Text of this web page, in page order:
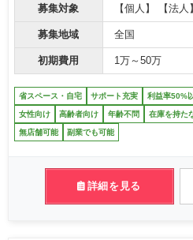
募集対象 【個人】 【法人】
募集地域 全国
初期費用 1万～50万
省スペース・自宅 サポート充実 利益率50%
女性向け 高齢者向け 年齢不問 在庫を持た
無店舗可能 副業でも可能
詳細を見る